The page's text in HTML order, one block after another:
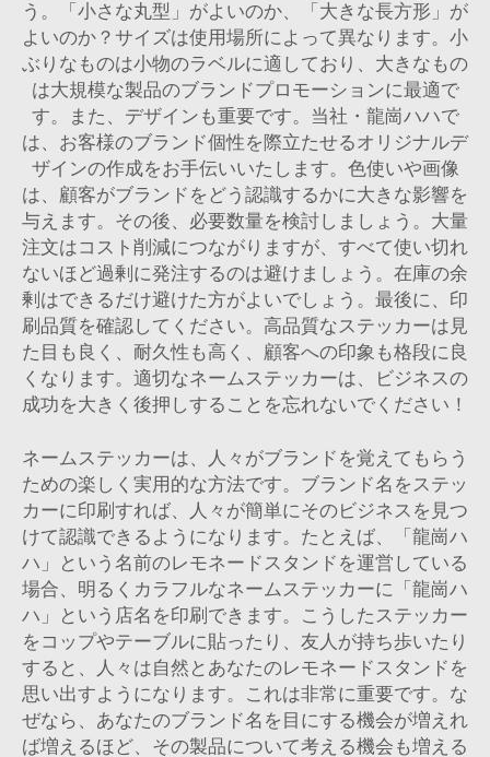
う。「小さな丸型」がよいのか、「大きな長方形」が
よいのか？サイズは使用場所によって異なります。小
ぶりなものは小物のラベルに適しており、大きなもの
は大規模な製品のブランドプロモーションに最適で
す。また、デザインも重要です。当社・龍崗ハハで
は、お客様のブランド個性を際立たせるオリジナルデ
ザインの作成をお手伝いいたします。色使いや画像
は、顧客がブランドをどう認識するかに大きな影響を
与えます。その後、必要数量を検討しましょう。大量
注文はコスト削減につながりますが、すべて使い切れ
ないほど過剰に発注するのは避けましょう。在庫の余
剰はできるだけ避けた方がよいでしょう。最後に、印
刷品質を確認してください。高品質なステッカーは見
た目も良く、耐久性も高く、顧客への印象も格段に良
くなります。適切なネームステッカーは、ビジネスの
成功を大きく後押しすることを忘れないでください！
ネームステッカーは、人々がブランドを覚えてもらう
ための楽しく実用的な方法です。ブランド名をステッ
カーに印刷すれば、人々が簡単にそのビジネスを見つ
けて認識できるようになります。たとえば、「龍崗ハ
ハ」という名前のレモネードスタンドを運営している
場合、明るくカラフルなネームステッカーに「龍崗ハ
ハ」という店名を印刷できます。こうしたステッカー
をコップやテーブルに貼ったり、友人が持ち歩いたり
すると、人々は自然とあなたのレモネードスタンドを
思い出すようになります。これは非常に重要です。な
ぜなら、あなたのブランド名を目にする機会が増えれ
ば増えるほど、その製品について考える機会も増える